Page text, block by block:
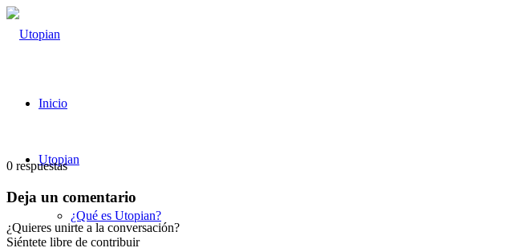
Inicio
Utopian
¿Qué es Utopian?
0 respuestas
Deja un comentario
¿Quieres unirte a la conversación?
Siéntete libre de contribuir